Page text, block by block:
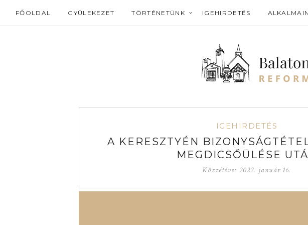
FŐOLDAL GYÜLEKEZET TÖRTÉNETÜNK IGEHIRDETÉS
IGEHIRDETÉS
A KERESZTYÉN
MEGDICSŐÜLÉSE
Közzétéve: 2022. január 16.